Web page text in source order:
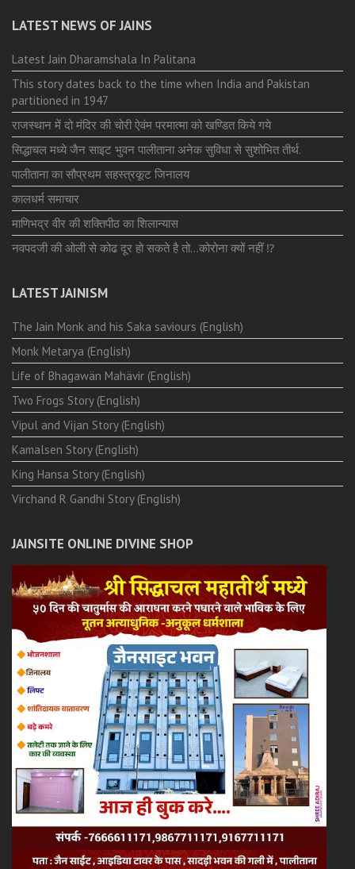
LATEST NEWS OF JAINS
Latest Jain Dharamshala In Palitana
This story dates back to the time when India and Pakistan
partitioned in 1947
राजस्थान में दो मंदिर की चोरी ऐवंम परमात्मा को खण्डित किये गये
सिद्धाचल मध्ये जैन साइट भुवन पालीताना अनेक सुविधा से सुशोभित तीर्थ.
पालीताना का सौप्रथम सहस्त्रकूट जिनालय
कालधर्म समाचार
माणिभद्र वीर की शक्तिपीठ का शिलान्यास
नवपदजी की ओली से कोढ दूर हो सकते है तो…कोरोना क्यों नहीं ⁉️
LATEST JAINISM
The Jain Monk and his Saka saviours (English)
Monk Metarya (English)
Life of Bhagawän Mahävir (English)
Two Frogs Story (English)
Vipul and Vijan Story (English)
Kamalsen Story (English)
King Hansa Story (English)
Virchand R Gandhi Story (English)
JAINSITE ONLINE DIVINE SHOP